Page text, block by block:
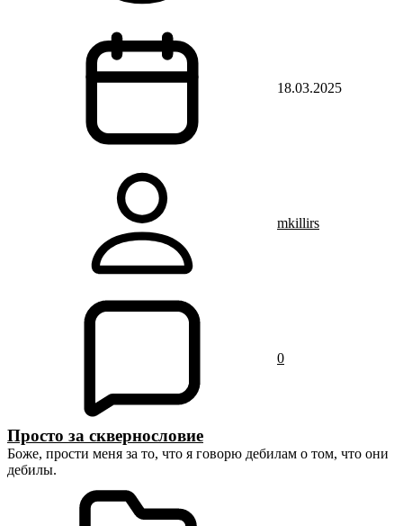
18.03.2025
mkillirs
0
Просто за сквернословие
Боже, прости меня за то, что я говорю дебилам о том, что они
дебилы.